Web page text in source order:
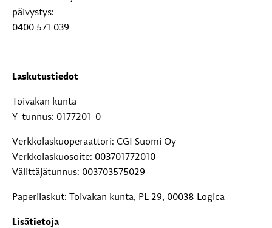
päivystys:
0400 571 039
Laskutustiedot
Toivakan kunta
Y-tunnus: 0177201-0
Verkkolaskuoperaattori: CGI Suomi Oy
Verkkolaskuosoite: 003701772010
Välittäjätunnus: 003703575029
Paperilaskut: Toivakan kunta, PL 29, 00038 Logica
Lisätietoja